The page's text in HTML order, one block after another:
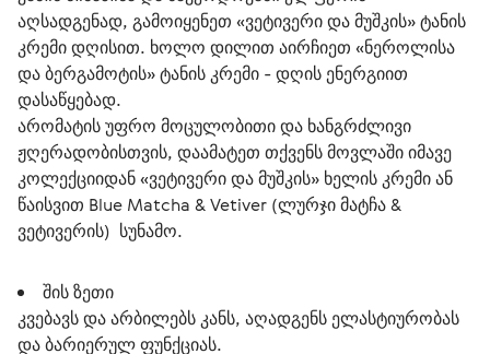
აღსადგენად, გამოიყენეთ «ვეტივერი და მუშკის» ტანის
კრემი დღისით. ხოლო დილით აირჩიეთ «ნეროლისა
და ბერგამოტის» ტანის კრემი - დღის ენერგიით
დასაწყებად.
არომატის უფრო მოცულობითი და ხანგრძლივი
ჟღერადობისთვის, დაამატეთ თქვენს მოვლაში იმავე
კოლექციიდან «ვეტივერი და მუშკის» ხელის კრემი ან
წაისვით Blue Matcha & Vetiver (ლურჯი მატჩა &
ვეტივერის)  სუნამო.
შის ზეთი
კვებავს და არბილებს კანს, აღადგენს ელასტიურობას
და ბარიერულ ფუნქციას.